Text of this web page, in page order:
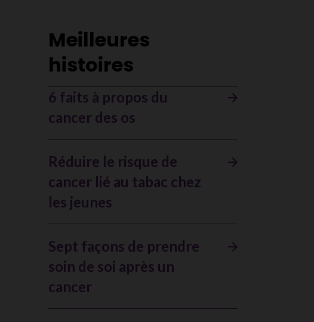
Meilleures
histoires
6 faits à propos du
cancer des os
Réduire le risque de
cancer lié au tabac chez
les jeunes
Sept façons de prendre
soin de soi après un
cancer